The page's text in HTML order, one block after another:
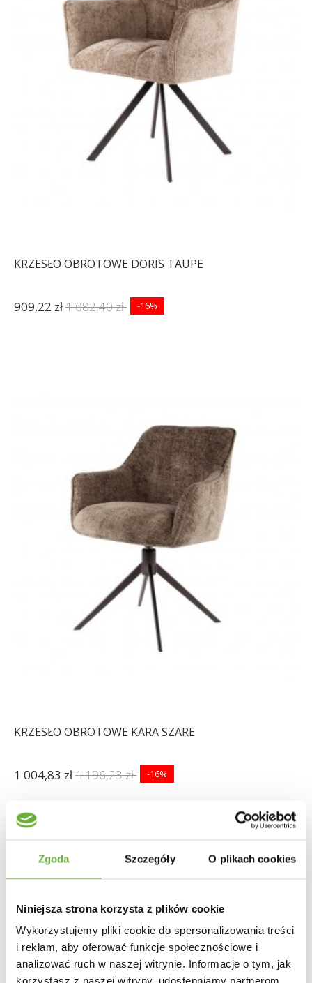
Zgoda Szczegóły O plikach cookies
Niniejsza strona korzysta z plików cookie
Wykorzystujemy pliki cookie do spersonalizowania treści
i reklam, aby oferować funkcje społecznościowe i
analizować ruch w naszej witrynie. Informacje o tym, jak
korzystasz z naszej witryny, udostępniamy partnerom
KRZESŁO OBROTOWE DORIS TAUPE
909,22 zł1 082,40 zł -16%
KRZESŁO OBROTOWE KARA SZARE
1 004,83 zł1 196,23 zł -16%